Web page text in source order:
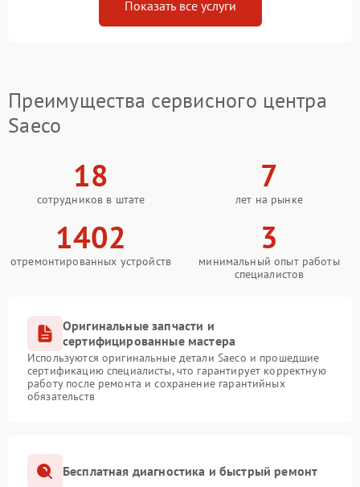
Показать все услуги
Преимущества сервисного центра
Saeco
18
сотрудников в штате
7
лет на рынке
1402
отремонтированных устройств
3
минимальный опыт работы
специалистов
Оригинальные запчасти и
сертифицированные мастера
Используются оригинальные детали Saeco и прошедшие
сертификацию специалисты, что гарантирует корректную
работу после ремонта и сохранение гарантийных
обязательств
Бесплатная диагностика и быстрый ремонт